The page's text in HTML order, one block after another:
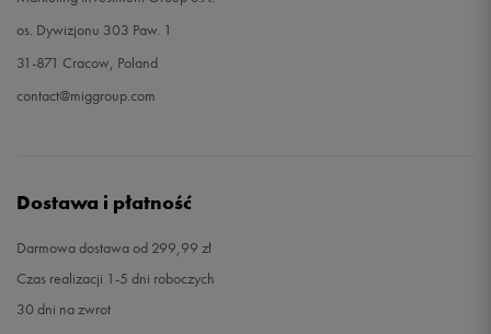
os. Dywizjonu 303 Paw. 1
31-871 Cracow, Poland
contact@miggroup.com
Dostawa i płatność
Darmowa dostawa od 299,99 zł
Czas realizacji 1-5 dni roboczych
30 dni na zwrot